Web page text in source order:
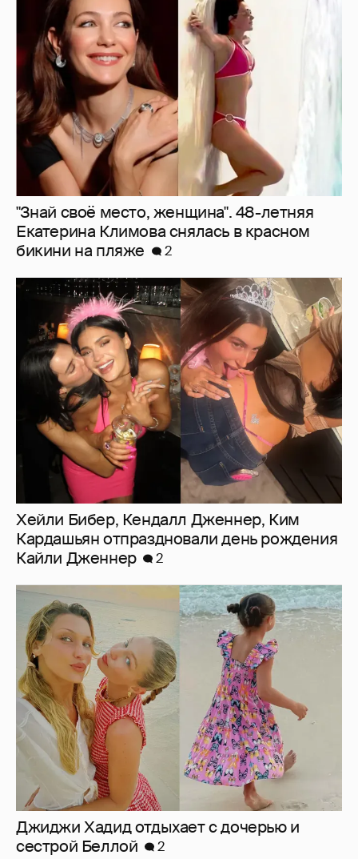
"Знай своё место, женщина". 48-летняя
Екатерина Климова снялась в красном
бикини на пляже
Хейли Бибер, Кендалл Дженнер, Ким
Кардашьян отпраздновали день рождения
Кайли Дженнер
2
Джиджи Хадид отдыхает с дочерью и
сестрой Беллой
2